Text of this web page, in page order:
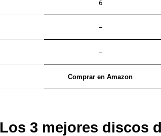
6
–
–
Comprar en Amazon
Los 3 mejores discos